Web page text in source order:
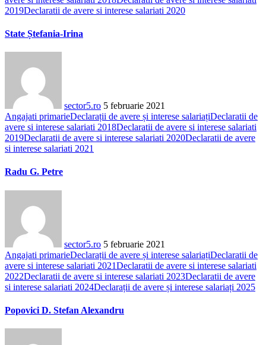
2019Declaratii de avere si interese salariati 2020
State Ștefania-Irina
sector5.ro 5 februarie 2021
Angajati primarieDeclarații de avere și interese salariațiDeclaratii de
avere si interese salariati 2018Declaratii de avere si interese salariati
2019Declaratii de avere si interese salariati 2020Declaratii de avere
si interese salariati 2021
Radu G. Petre
sector5.ro 5 februarie 2021
Angajati primarieDeclarații de avere și interese salariațiDeclaratii de
avere si interese salariati 2021Declaratii de avere si interese salariati
2022Declaratii de avere si interese salariati 2023Declaratii de avere
si interese salariati 2024Declarații de avere și interese salariați 2025
Popovici D. Stefan Alexandru